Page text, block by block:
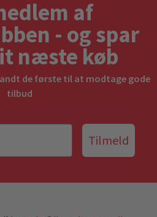
af
- og spar
næste køb
de første til at modtage gode
tilbud
Tilmeld